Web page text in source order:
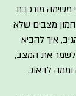
משימה מורכבת
המון מצבים שלא
איך להביא
לשמר את המצב,
לדאוג.